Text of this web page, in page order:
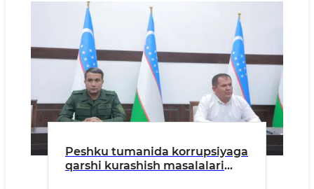
Peshku tumanida korrupsiyaga
qarshi kurashish masalalari